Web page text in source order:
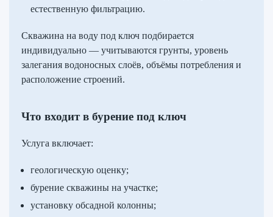
естественную фильтрацию.
Скважина на воду под ключ подбирается
индивидуально — учитываются грунты, уровень
залегания водоносных слоёв, объёмы потребления и
расположение строений.
Что входит в бурение под ключ
Услуга включает:
геологическую оценку;
бурение скважины на участке;
установку обсадной колонны;